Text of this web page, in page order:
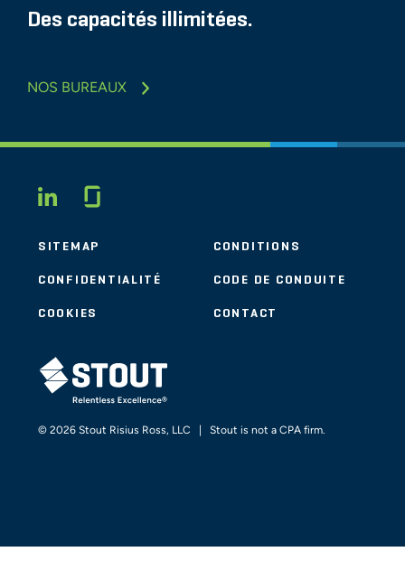
Des capacités illimitées.
NOS BUREAUX
LINKEDIN
SITEMAP CONDITIONS
CONFIDENTIALITÉ CODE DE CONDUITE
COOKIES CONTACT
STOUT LOGO
© 2026 Stout Risius Ross, LLC | Stout is not a CPA firm.